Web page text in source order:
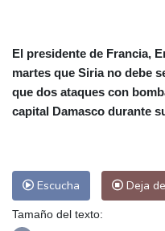
El presidente de Francia,
martes que Siria no debe
que dos ataques con
capital Damasco durante
Escucha Deja
Tamaño del texto: